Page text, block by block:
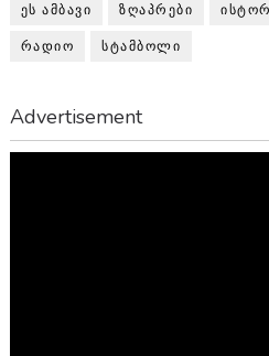
ᲔᲡ ᲐᲛᲑᲐᲕᲘ ᲖᲦᲐᲞᲠᲔᲑᲘ
ᲠᲐᲓᲘᲝ ᲡᲢᲐᲛᲑᲝᲚᲘ
Advertisement